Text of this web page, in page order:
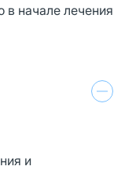
в начале лечения
и